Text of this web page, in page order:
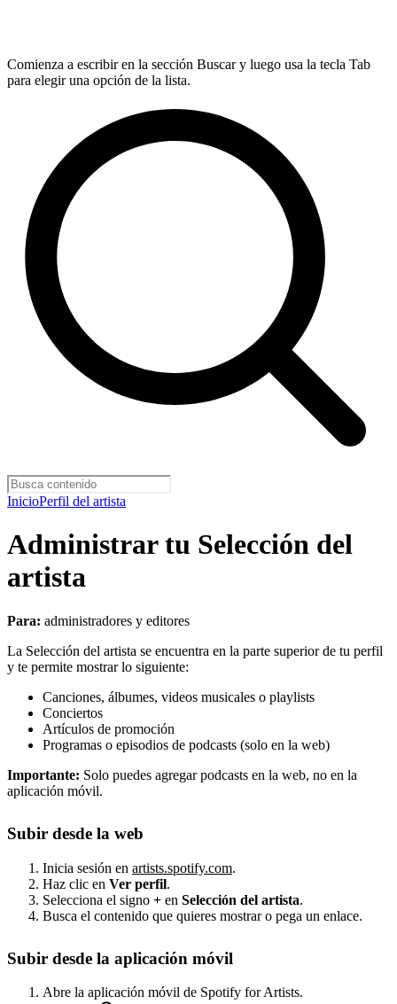
Comienza a escribir en la sección Buscar y luego usa la tecla Tab
para elegir una opción de la lista.
InicioPerfil del artista
Administrar tu Selección del
artista
Para: administradores y editores
La Selección del artista se encuentra en la parte superior de tu perfil
y te permite mostrar lo siguiente:
Canciones, álbumes, videos musicales o playlists
Conciertos
Artículos de promoción
Programas o episodios de podcasts (solo en la web)
Importante: Solo puedes agregar podcasts en la web, no en la
aplicación móvil.
Subir desde la web
Inicia sesión en artists.spotify.com.
Haz clic en Ver perfil.
Selecciona el signo + en Selección del artista.
Busca el contenido que quieres mostrar o pega un enlace.
Subir desde la aplicación móvil
Abre la aplicación móvil de Spotify for Artists.